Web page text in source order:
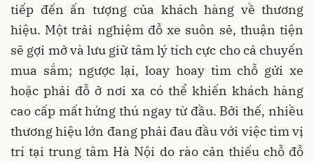
tiếp đến ấn tượng của khách hàng về thương
hiệu. Một trải nghiệm đỗ xe suôn sẻ, thuận tiện
sẽ gợi mở và lưu giữ tâm lý tích cực cho cả chuyến
mua sắm; ngược lại, loay hoay tìm chỗ gửi xe
hoặc phải đỗ ở nơi xa có thể khiến khách hàng
cao cấp mất hứng thú ngay từ đầu. Bởi thế, nhiều
thương hiệu lớn đang phải đau đầu với việc tìm vị
trí tại trung tâm Hà Nội do rào cản thiếu chỗ đỗ